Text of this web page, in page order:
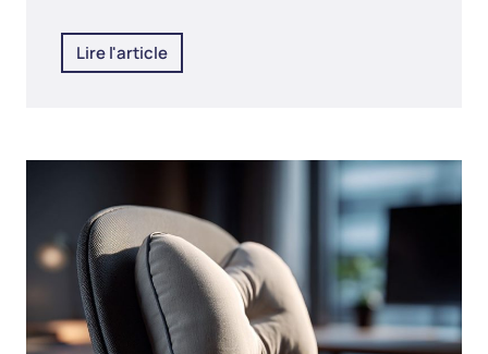
Lire l'article